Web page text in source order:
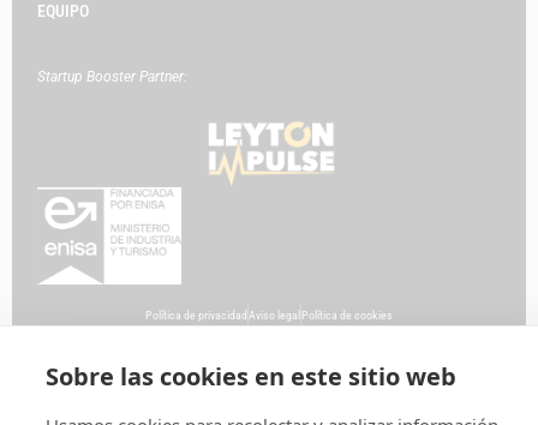
EQUIPO
Startup Booster Partner:
Política de privacidad Aviso legal Política de cookies
Sobre las cookies en este sitio web